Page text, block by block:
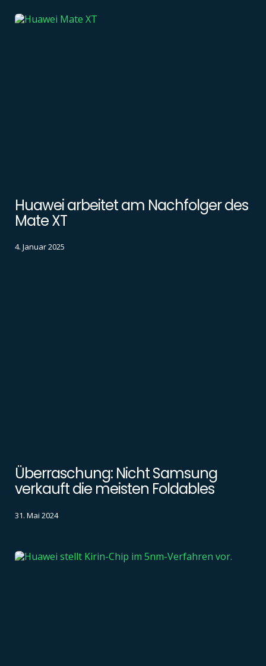
Huawei arbeitet am Nachfolger des
Mate XT
4. Januar 2025
Überraschung: Nicht Samsung
verkauft die meisten Foldables
31. Mai 2024